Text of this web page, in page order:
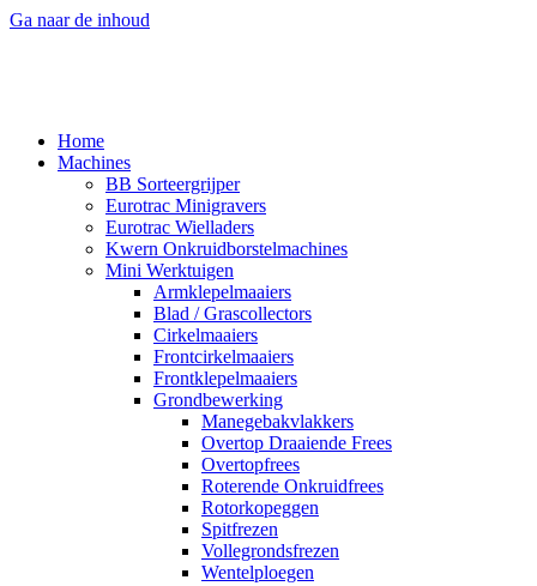
Ga naar de inhoud
Home
Machines
BB Sorteergrijper
Eurotrac Minigravers
Eurotrac Wielladers
Kwern Onkruidborstelmachines
Mini Werktuigen
Armklepelmaaiers
Blad / Grascollectors
Cirkelmaaiers
Frontcirkelmaaiers
Frontklepelmaaiers
Grondbewerking
Manegebakvlakkers
Overtop Draaiende Frees
Overtopfrees
Roterende Onkruidfrees
Rotorkopeggen
Spitfrezen
Vollegrondsfrezen
Wentelploegen